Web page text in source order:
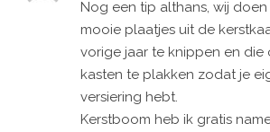
Nog een tip althans, wij
mooie plaatjes uit de
vorige jaar te knippen en
kasten te plakken zodat je
versiering hebt.
Kerstboom heb ik gratis